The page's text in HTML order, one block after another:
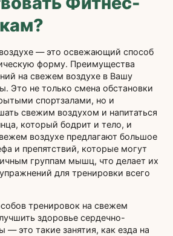
— это освежающий способ
форму. Преимущества
на свежем воздухе в Вашу
Это не только смена обстановки
спортзалами, но и
свежим воздухом и напитаться
который бодрит и тело, и
воздухе предлагают большое
и препятствий, которые могут
группам мышц, что делает их
для тренировки всего
тренировок на свежем
здоровье сердечно-
— это такие занятия, как езда на